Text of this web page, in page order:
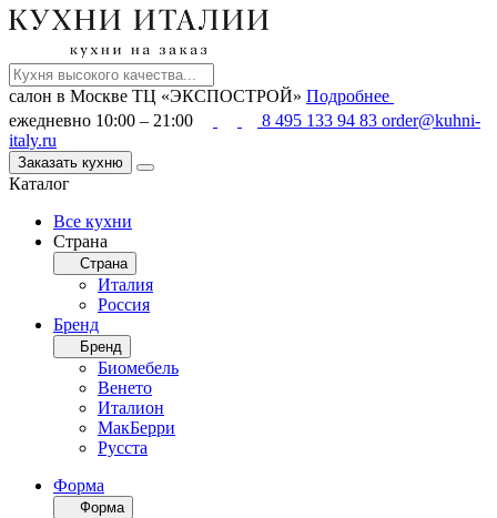
салон в Москве ТЦ «ЭКСПОСТРОЙ» Подробнее
ежедневно 10:00 – 21:00
8 495 133 94 83 order@kuhni-
italy.ru
Заказать кухню
Каталог
Все кухни
Страна
Страна
Италия
Россия
Бренд
Бренд
Биомебель
Венето
Италион
МакБерри
Русста
Форма
Форма